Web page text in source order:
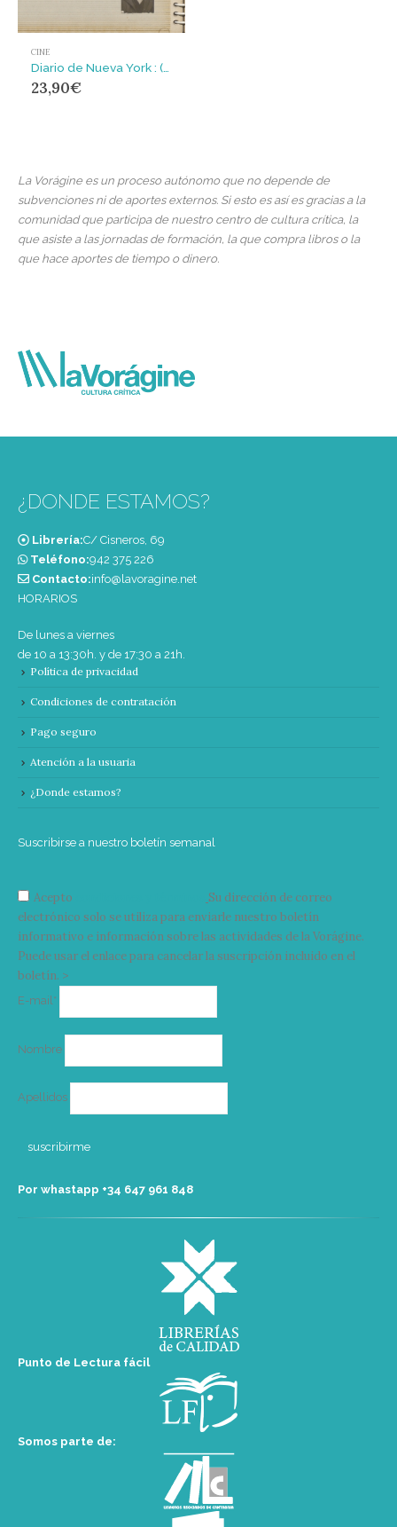
CINE
23,90€
La Vorágine es un proceso autónomo que no depende de
subvenciones ni de aportes externos. Si esto es así es gracias a la
comunidad que participa de nuestro centro de cultura crítica, la
que asiste a las jornadas de formación, la que compra libros o la
que hace aportes de tiempo o dinero.
¿DONDE ESTAMOS?
Librería:C/ Cisneros, 69
Teléfono:‭942 375 226‬
Contacto:info@lavoragine.net
HORARIOS
De lunes a viernes
de 10 a 13:30h. y de 17:30 a 21h.
Política de privacidad
Condiciones de contratación
Pago seguro
Atención a la usuaria
¿Donde estamos?
Suscribirse a nuestro boletín semanal
Acepto
Su dirección de correo
electrónico solo se utiliza para enviarle nuestro boletín
informativo e información sobre las actividades de la Vorágine.
Puede usar el enlace para cancelar la suscripción incluido en el
boletín. >
E-mail*
Nombre
Apellidos
Por whastapp +34 ‭647 961 848‬
Punto de Lectura fácil
Somos parte de: